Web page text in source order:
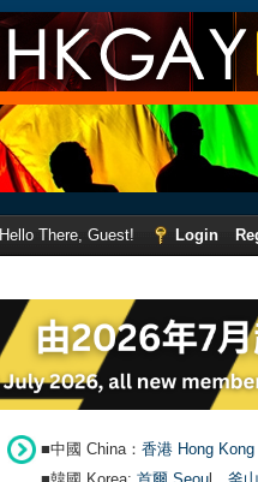
Hello There, Guest! Login
■中國 China： 香港 Hong Kong